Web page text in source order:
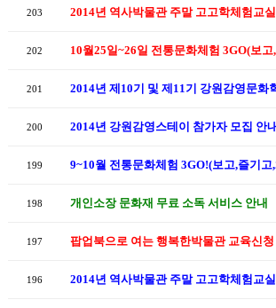
203
202
201 2014년 제10기 및 제11기 강원감영문화
200 2014년 강원감영스테이 참가자 모집 안
199
198 개인소장 문화재 무료 소독 서비스 안내
197 팝업북으로 여는 행복한박물관 교육신
196 2014년 역사박물관 주말 고고학체험교